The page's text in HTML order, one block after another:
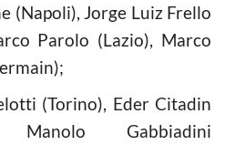
(Napoli), Jorge Luiz Frello
Parolo (Lazio), Marco
(Torino), Eder Citadin
Gabbiadini